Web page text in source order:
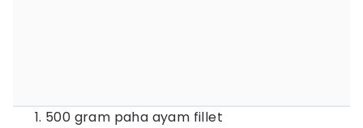
500 gram paha ayam fillet